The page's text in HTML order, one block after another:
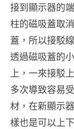
接到顯示器的
柱的磁吸蓋取
蓋，所以接駁
透過磁吸蓋的
上，一來接駁
多次導致容易
材，在新顯示
樣也是可以上